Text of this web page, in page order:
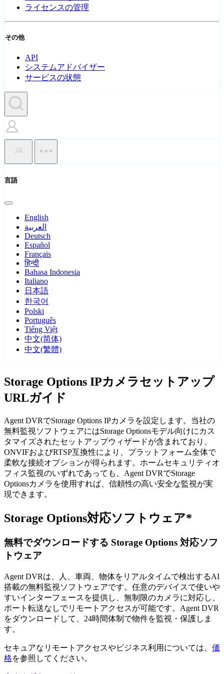
ライセンスの管理
その他
API
システムアドバイザー
サービスの状態
JA
言語
English
العربية
Deutsch
Español
Français
हिन्दी
Bahasa Indonesia
Italiano
日本語
한국어
Polski
Português
Tiếng Việt
中文(简体)
中文(繁體)
Storage Options IPカメラセットアップ
URLガイド
Agent DVRでStorage Options IPカメラを設定します。当社の
無料監視ソフトウェアにはStorage Optionsモデル向けにカス
タマイズされたセットアップウィザードが含まれており、
ONVIFおよびRTSP互換性により、プラットフォーム全体で
柔軟な接続オプションが得られます。ホームセキュリティオ
フィス監視のいずれであっても、Agent DVRでStorage
Optionsカメラを使用すれば、信頼性の高い安全な監視が実
現できます。
Storage Options対応ソフトウェア*
無料でダウンロードする Storage Options 対応ソフ
トウェア
Agent DVRは、人、車両、物体をリアルタイムで検出するAI
搭載の無料監視ソフトウェアです。任意のデバイスで使いや
すいインターフェースを提供し、無制限のカメラに対応し、
ポート転送なしでリモートアクセスが可能です。Agent DVR
をダウンロードして、24時間体制で物件を監視・保護しま
す。
セキュアなリモートアクセスやビジネス利用については、 価
格を参照してください。